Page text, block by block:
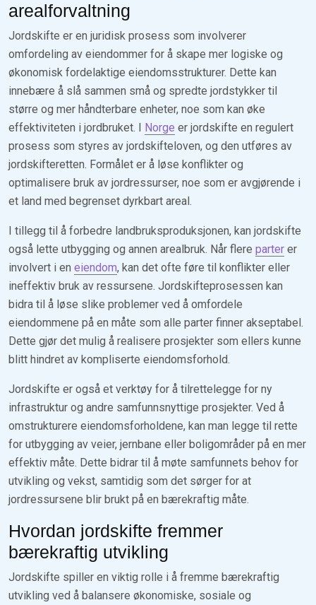
arealforvaltning
Jordskifte er en juridisk prosess som involverer
omfordeling av eiendommer for å skape mer logiske og
økonomisk fordelaktige eiendomsstrukturer. Dette kan
innebære å slå sammen små og spredte jordstykker til
større og mer håndterbare enheter, noe som kan øke
effektiviteten i jordbruket. I Norge er jordskifte en regulert
prosess som styres av jordskifteloven, og den utføres av
jordskifteretten. Formålet er å løse konflikter og
optimalisere bruk av jordressurser, noe som er avgjørende i
et land med begrenset dyrkbart areal.
I tillegg til å forbedre landbruksproduksjonen, kan jordskifte
også lette utbygging og annen arealbruk. Når flere parter er
involvert i en eiendom, kan det ofte føre til konflikter eller
ineffektiv bruk av ressursene. Jordskifteprosessen kan
bidra til å løse slike problemer ved å omfordele
eiendommene på en måte som alle parter finner akseptabel.
Dette gjør det mulig å realisere prosjekter som ellers kunne
blitt hindret av kompliserte eiendomsforhold.
Jordskifte er også et verktøy for å tilrettelegge for ny
infrastruktur og andre samfunnsnyttige prosjekter. Ved å
omstrukturere eiendomsforholdene, kan man legge til rette
for utbygging av veier, jernbane eller boligområder på en mer
effektiv måte. Dette bidrar til å møte samfunnets behov for
utvikling og vekst, samtidig som det sørger for at
jordressursene blir brukt på en bærekraftig måte.
Hvordan jordskifte fremmer
bærekraftig utvikling
Jordskifte spiller en viktig rolle i å fremme bærekraftig
utvikling ved å balansere økonomiske, sosiale og